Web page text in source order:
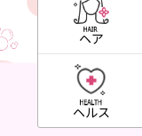
ヘア
ヘルス